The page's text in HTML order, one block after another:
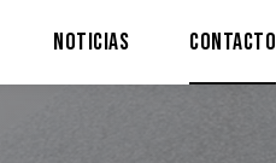
Noticias Contacto